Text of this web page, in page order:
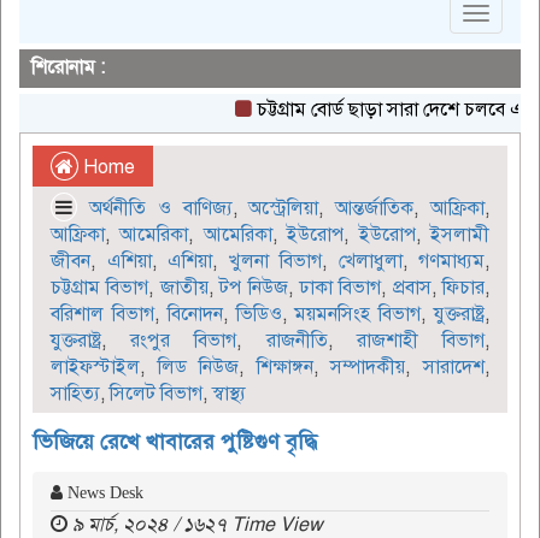
Toggle
শিরোনাম :
চট্টগ্রাম বোর্ড ছাড়া সারা দেশে চলবে
Home
অর্থনীতি ও বাণিজ্য,অস্ট্রেলিয়া,আন্তর্জাতিক,আফ্রিকা,
আফ্রিকা,আমেরিকা,আমেরিকা,ইউরোপ,ইউরোপ,ইসলামী
জীবন, এশিয়া, এশিয়া, খুলনা বিভাগ, খেলাধুলা, গণমাধ্যম,
চট্টগ্রাম বিভাগ,জাতীয়,টপ নিউজ,ঢাকা বিভাগ, প্রবাস,ফিচার,
বরিশাল বিভাগ,বিনোদন,ভিডিও,ময়মনসিংহ বিভাগ,যুক্তরাষ্ট্র,
যুক্তরাষ্ট্র,রংপুর বিভাগ,রাজনীতি,রাজশাহী বিভাগ,
লাইফস্টাইল,লিড নিউজ,শিক্ষাঙ্গন,সম্পাদকীয়,সারাদেশ,
সাহিত্য,সিলেট বিভাগ,স্বাস্থ্য
ভিজিয়ে রেখে খাবারের পুষ্টিগুণ বৃদ্ধি
News Desk
৯ মার্চ, ২০২৪ / ১৬২৭ Time View